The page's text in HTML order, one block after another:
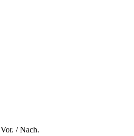
Vor. / Nach.